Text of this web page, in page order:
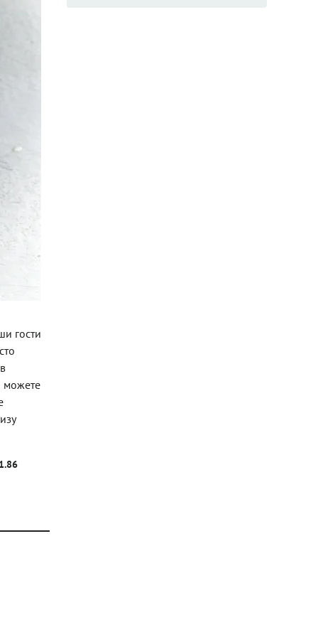
гости
можете